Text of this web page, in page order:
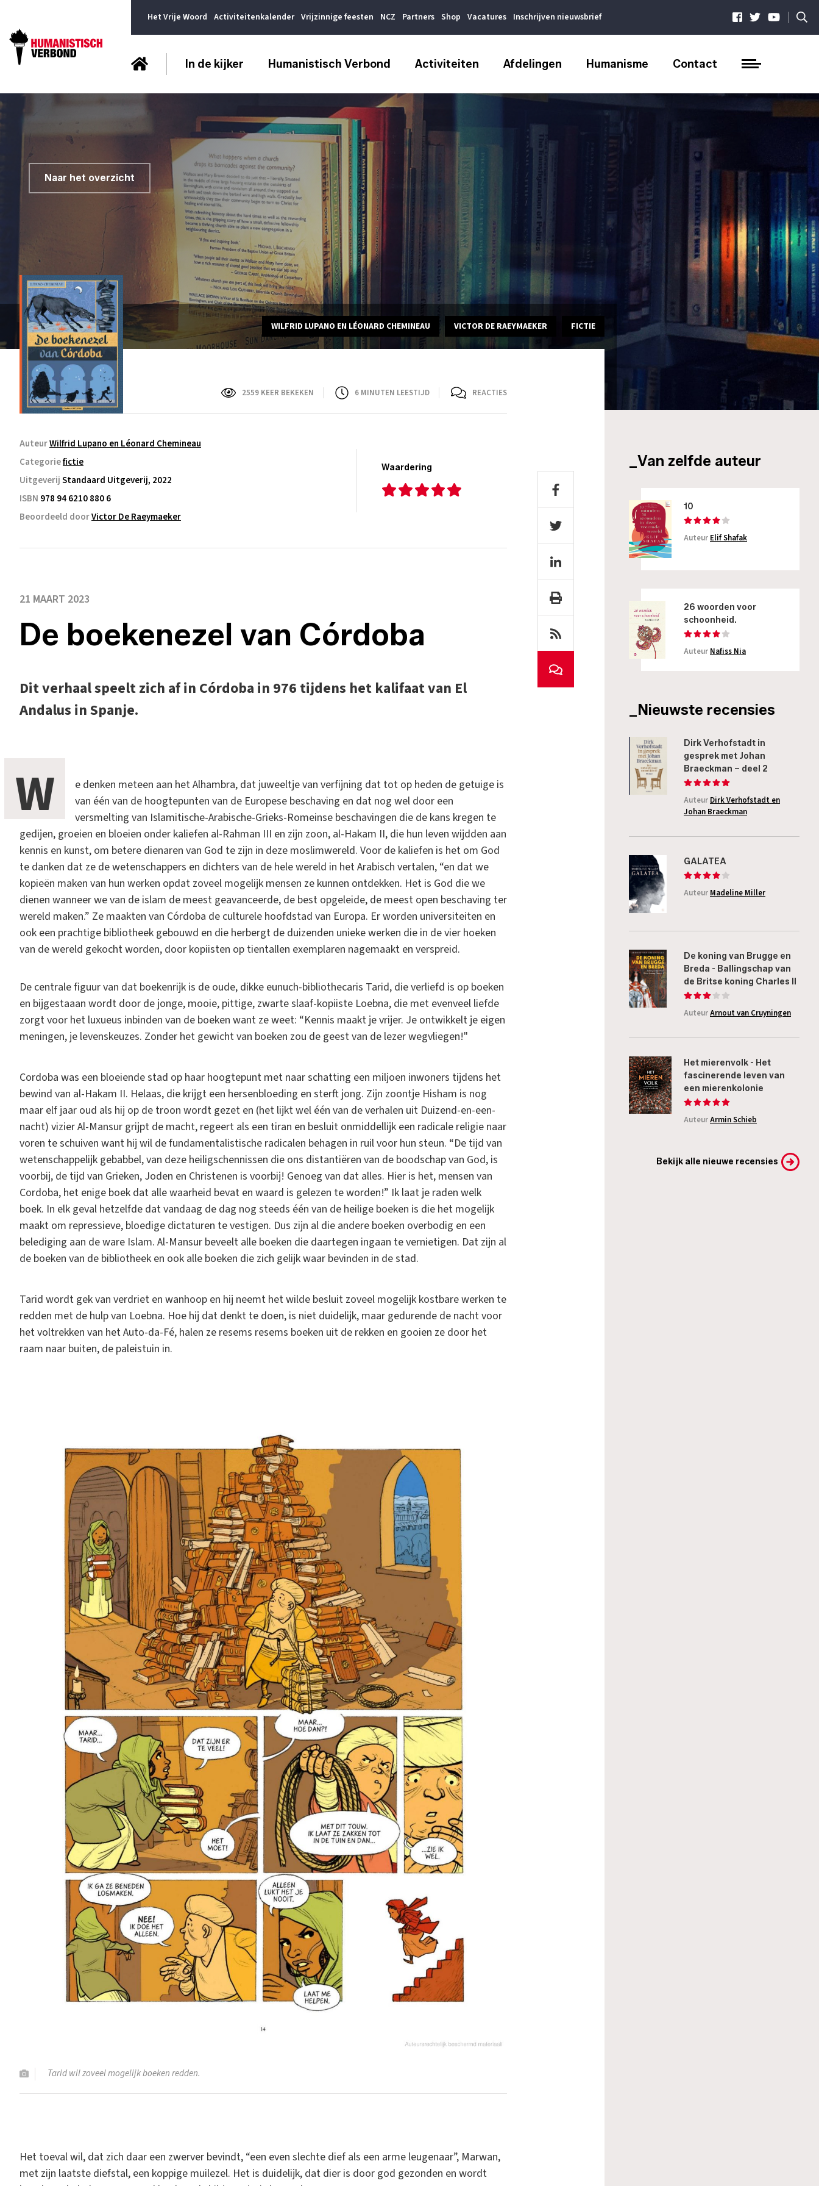
Het Vrije Woord Activiteitenkalender Vrijzinnige feesten NCZ Partners Shop Vacatures Inschrijven nieuwsbrief |
In de kijker Humanistisch Verbond Activiteiten Afdelingen Humanisme Contact
Naar het overzicht
WILFRID LUPANO EN LÉONARD CHEMINEAU VICTOR DE RAEYMAEKER FICTIE
2559 KEER BEKEKEN 6 MINUTEN LEESTIJD REACTIES
AuteurWilfrid Lupano en Léonard Chemineau
Categoriefictie
UitgeverijStandaard Uitgeverij, 2022
ISBN 978 94 6210 880 6
Beoordeeld doorVictor De Raeymaeker
Waardering
21 MAART 2023
De boekenezel van Córdoba
Dit verhaal speelt zich af in Córdoba in 976 tijdens het kalifaat van El
Andalus in Spanje.
W
e denken meteen aan het Alhambra, dat juweeltje van verfijning dat tot op heden de getuige is
van één van de hoogtepunten van de Europese beschaving en dat nog wel door een
versmelting van Islamitische-Arabische-Grieks-Romeinse beschavingen die de kans kregen te
gedijen, groeien en bloeien onder kaliefen al-Rahman III en zijn zoon, al-Hakam II, die hun leven wijdden aan
kennis en kunst, om betere dienaren van God te zijn in deze moslimwereld. Voor de kaliefen is het om God
te danken dat ze de wetenschappers en dichters van de hele wereld in het Arabisch vertalen, “en dat we
kopieën maken van hun werken opdat zoveel mogelijk mensen ze kunnen ontdekken. Het is God die we
dienen wanneer we van de islam de meest geavanceerde, de best opgeleide, de meest open beschaving ter
wereld maken.” Ze maakten van Córdoba de culturele hoofdstad van Europa. Er worden universiteiten en
ook een prachtige bibliotheek gebouwd en die herbergt de duizenden unieke werken die in de vier hoeken
van de wereld gekocht worden, door kopiisten op tientallen exemplaren nagemaakt en verspreid.
De centrale figuur van dat boekenrijk is de oude, dikke eunuch-bibliothecaris Tarid, die verliefd is op boeken
en bijgestaaan wordt door de jonge, mooie, pittige, zwarte slaaf-kopiiste Loebna, die met evenveel liefde
zorgt voor het luxueus inbinden van de boeken want ze weet: “Kennis maakt je vrijer. Je ontwikkelt je eigen
meningen, je levenskeuzes. Zonder het gewicht van boeken zou de geest van de lezer wegvliegen!"
Cordoba was een bloeiende stad op haar hoogtepunt met naar schatting een miljoen inwoners tijdens het
bewind van al-Hakam II. Helaas, die krijgt een hersenbloeding en sterft jong. Zijn zoontje Hisham is nog
maar elf jaar oud als hij op de troon wordt gezet en (het lijkt wel één van de verhalen uit Duizend-en-een-
nacht) vizier Al-Mansur grijpt de macht, regeert als een tiran en besluit onmiddellijk een radicale religie naar
voren te schuiven want hij wil de fundamentalistische radicalen behagen in ruil voor hun steun. “De tijd van
wetenschappelijk gebabbel, van deze heiligschennissen die ons distantiëren van de boodschap van God, is
voorbij, de tijd van Grieken, Joden en Christenen is voorbij! Genoeg van dat alles. Hier is het, mensen van
Cordoba, het enige boek dat alle waarheid bevat en waard is gelezen te worden!” Ik laat je raden welk
boek. In elk geval hetzelfde dat vandaag de dag nog steeds één van de heilige boeken is die het mogelijk
maakt om repressieve, bloedige dictaturen te vestigen. Dus zijn al die andere boeken overbodig en een
belediging aan de ware Islam. Al-Mansur beveelt alle boeken die daartegen ingaan te vernietigen. Dat zijn al
de boeken van de bibliotheek en ook alle boeken die zich gelijk waar bevinden in de stad.
Tarid wordt gek van verdriet en wanhoop en hij neemt het wilde besluit zoveel mogelijk kostbare werken te
redden met de hulp van Loebna. Hoe hij dat denkt te doen, is niet duidelijk, maar gedurende de nacht voor
het voltrekken van het Auto-da-Fé, halen ze resems resems boeken uit de rekken en gooien ze door het
raam naar buiten, de paleistuin in.
Tarid wil zoveel mogelijk boeken redden.
Het toeval wil, dat zich daar een zwerver bevindt, “een even slechte dief als een arme leugenaar”, Marwan,
met zijn laatste diefstal, een koppige muilezel. Het is duidelijk, dat dier is door god gezonden en wordt
_Van zelfde auteur
10
Auteur Elif Shafak
26 woorden voor
schoonheid.
Auteur Nafiss Nia
_Nieuwste recensies
Dirk Verhofstadt in
gesprek met Johan
Braeckman – deel 2
Auteur Dirk Verhofstadt en
Johan Braeckman
GALATEA
Auteur Madeline Miller
De koning van Brugge en
Breda - Ballingschap van
de Britse koning Charles II
AuteurArnout van Cruyningen
Het mierenvolk - Het
fascinerende leven van
een mierenkolonie
AuteurArmin Schieb
Bekijk alle nieuwe recensies